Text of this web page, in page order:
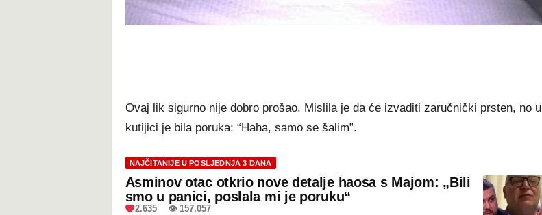
Ovaj lik sigurno nije dobro prošao. Mislila je da će izvaditi zaručnički prsten, no u
kutijici je bila poruka: “Haha, samo se šalim”.
NAJČITANIJE U POSLJEDNJA 3 DANA
Asminov otac otkrio nove detalje haosa s Majom: „Bili
smo u panici, poslala mi je poruku“
2.635 👁 157.057